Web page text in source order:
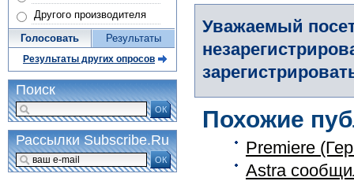
Уважаемый
Похожие
Premiere
Astra
Другого производителя
Голосовать Результаты
Результаты других опросов
Поиск
ОК
Рассылки Subscribe.Ru
ОК